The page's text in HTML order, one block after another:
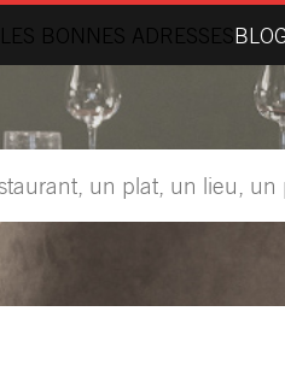
LES BONNES ADRESSES